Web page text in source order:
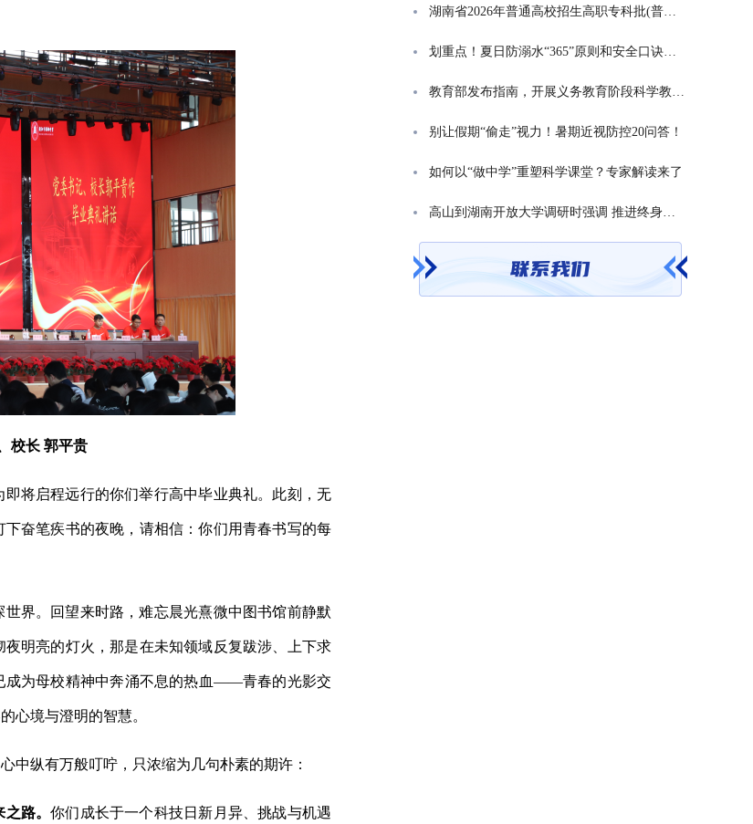
校长 郭平贵
将启程远行的你们举行高中毕业典礼。此刻，无
奋笔疾书的夜晚，请相信：你们用青春书写的每
界。回望来时路，难忘晨光熹微中图书馆前静默
明亮的灯火，那是在未知领域反复跋涉、上下求
成为母校精神中奔涌不息的热血——青春的光影交
心境与澄明的智慧。
中纵有万般叮咛，只浓缩为几句朴素的期许：
之路。你们成长于一个科技日新月异、挑战与机遇
湖南省2026年普通高校招生高职专科批(普通类)第一次投档分数线
划重点！夏日防溺水“365”原则和安全口诀一起学
教育部发布指南，开展义务教育阶段科学教育“做中学”领航行动
别让假期“偷走”视力！暑期近视防控20问答！
如何以“做中学”重塑科学课堂？专家解读来了
高山到湖南开放大学调研时强调 推进终身教育发展 在服务学习型社会建设中走好转型升级发展之路